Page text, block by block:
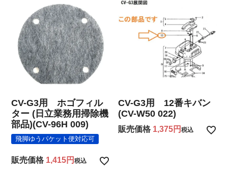
CV-G3用 ホゴフィル
ター (日立業務用掃除機
部品)(CV-96H 009)
飛脚ゆうパケット便対応可
販売価格 1,415 税込
CV-G3用 12番キバン
(CV-W50 022)
販売価格 1,375 税込